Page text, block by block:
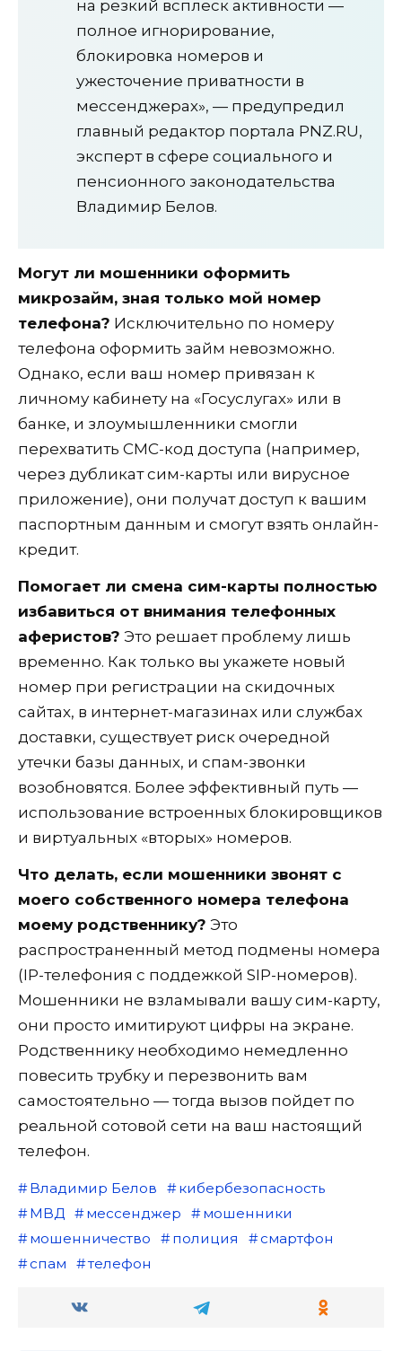
на резкий всплеск активности —
полное игнорирование,
блокировка номеров и
ужесточение приватности в
мессенджерах», — предупредил
главный редактор портала PNZ.RU,
эксперт в сфере социального и
пенсионного законодательства
Владимир Белов.
Могут ли мошенники оформить
микрозайм, зная только мой номер
телефона? Исключительно по номеру
телефона оформить займ невозможно.
Однако, если ваш номер привязан к
личному кабинету на «Госуслугах» или в
банке, и злоумышленники смогли
перехватить СМС-код доступа (например,
через дубликат сим-карты или вирусное
приложение), они получат доступ к вашим
паспортным данным и смогут взять онлайн-
кредит.
Помогает ли смена сим-карты полностью
избавиться от внимания телефонных
аферистов? Это решает проблему лишь
временно. Как только вы укажете новый
номер при регистрации на скидочных
сайтах, в интернет-магазинах или службах
доставки, существует риск очередной
утечки базы данных, и спам-звонки
возобновятся. Более эффективный путь —
использование встроенных блокировщиков
и виртуальных «вторых» номеров.
Что делать, если мошенники звонят с
моего собственного номера телефона
моему родственнику? Это
распространенный метод подмены номера
(IP-телефония с поддежкой SIP-номеров).
Мошенники не взламывали вашу сим-карту,
они просто имитируют цифры на экране.
Родственнику необходимо немедленно
повесить трубку и перезвонить вам
самостоятельно — тогда вызов пойдет по
реальной сотовой сети на ваш настоящий
телефон.
Владимир Белов
кибербезопасность
МВД
мессенджер
мошенники
мошенничество
полиция
смартфон
спам
телефон